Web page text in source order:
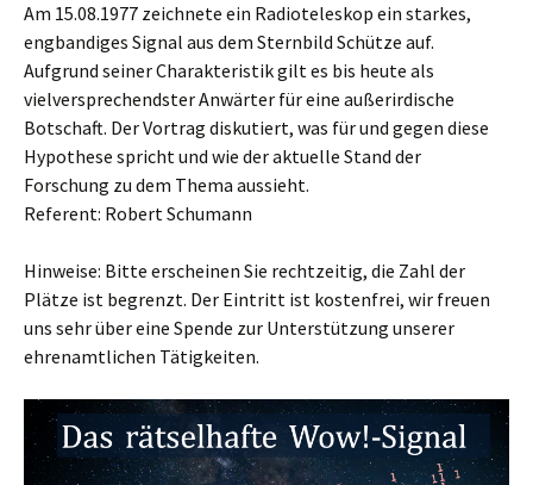
Am 15.08.1977 zeichnete ein Radioteleskop ein starkes,
engbandiges Signal aus dem Sternbild Schütze auf.
Aufgrund seiner Charakteristik gilt es bis heute als
vielversprechendster Anwärter für eine außerirdische
Botschaft. Der Vortrag diskutiert, was für und gegen diese
Hypothese spricht und wie der aktuelle Stand der
Forschung zu dem Thema aussieht.
Referent: Robert Schumann
Hinweise: Bitte erscheinen Sie rechtzeitig, die Zahl der
Plätze ist begrenzt. Der Eintritt ist kostenfrei, wir freuen
uns sehr über eine Spende zur Unterstützung unserer
ehrenamtlichen Tätigkeiten.